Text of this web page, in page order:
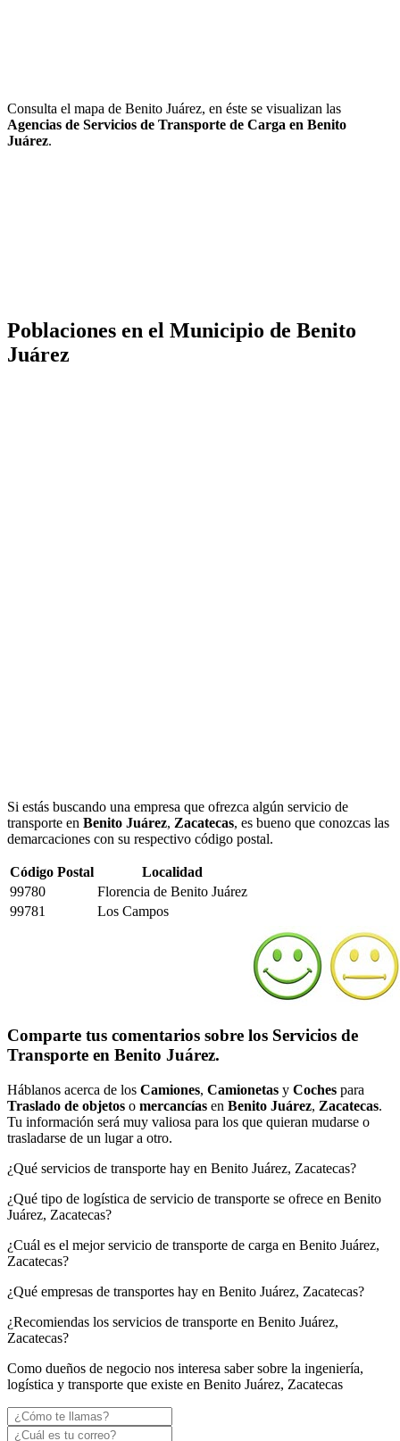
Consulta el mapa de Benito Juárez, en éste se visualizan las
Agencias de Servicios de Transporte de Carga en Benito
Juárez.
Poblaciones en el Municipio de Benito
Juárez
Si estás buscando una empresa que ofrezca algún servicio de
transporte en Benito Juárez, Zacatecas, es bueno que conozcas las
demarcaciones con su respectivo código postal.
Código Postal
Localidad
99780
Florencia de Benito Juárez
99781
Los Campos
Comparte tus comentarios sobre los Servicios de
Transporte en Benito Juárez.
Háblanos acerca de los Camiones, Camionetas y Coches para
Traslado de objetos o mercancías en Benito Juárez, Zacatecas.
Tu información será muy valiosa para los que quieran mudarse o
trasladarse de un lugar a otro.
¿Qué servicios de transporte hay en Benito Juárez, Zacatecas?
¿Qué tipo de logística de servicio de transporte se ofrece en Benito
Juárez, Zacatecas?
¿Cuál es el mejor servicio de transporte de carga en Benito Juárez,
Zacatecas?
¿Qué empresas de transportes hay en Benito Juárez, Zacatecas?
¿Recomiendas los servicios de transporte en Benito Juárez,
Zacatecas?
Como dueños de negocio nos interesa saber sobre la ingeniería,
logística y transporte que existe en Benito Juárez, Zacatecas